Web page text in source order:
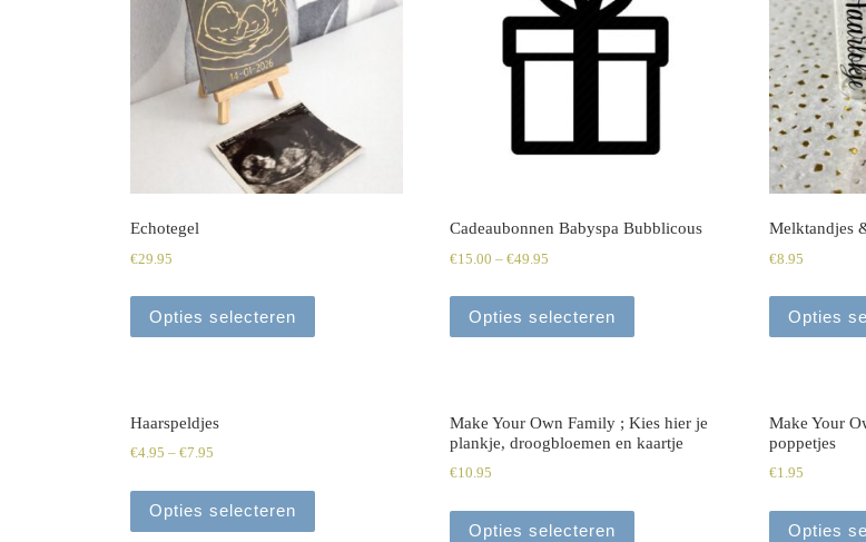
Echotegel
€29.95
Opties selecteren
Cadeaubonnen Babyspa Bubblicous
€15.00 – €49.95
Opties selecteren
Melktandjes
€8.95
Opties
Haarspeldjes
€4.95 – €7.95
Opties selecteren
Make Your Own Family ; Kies hier je
plankje, droogbloemen en kaartje
€10.95
Opties selecteren
Make Your
poppetjes
€1.95
Opties